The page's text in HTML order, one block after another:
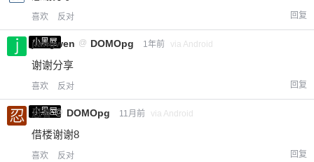
喜欢 反对 回复
小黑屋
jiangwen @ DOMOpg 1年前 via Android
谢谢分享
喜欢 反对 回复
小黑屋
忍者 @ DOMOpg 11月前 via Android
借楼谢谢8
喜欢 反对 回复